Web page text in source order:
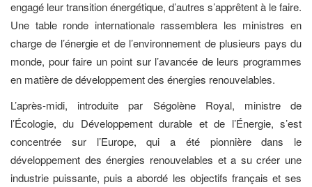
engagé leur transition énergétique, d’autres s’apprêtent à le faire.
Une table ronde internationale rassemblera les ministres en
charge de l’énergie et de l’environnement de plusieurs pays du
monde, pour faire un point sur l’avancée de leurs programmes
en matière de développement des énergies renouvelables.
L’après-midi, introduite par Ségolène Royal, ministre de
l’Écologie, du Développement durable et de l’Énergie, s’est
concentrée sur l’Europe, qui a été pionnière dans le
développement des énergies renouvelables et a su créer une
industrie puissante, puis a abordé les objectifs français et ses